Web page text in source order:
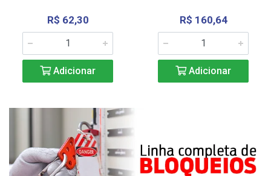
R$ 62,30
Adicionar
R$ 160,64
Adicionar